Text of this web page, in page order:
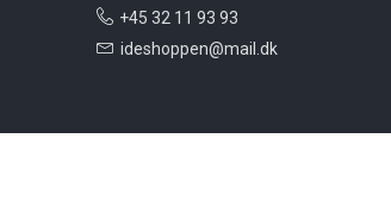
+45 32 11 93 93
ideshoppen@mail.dk